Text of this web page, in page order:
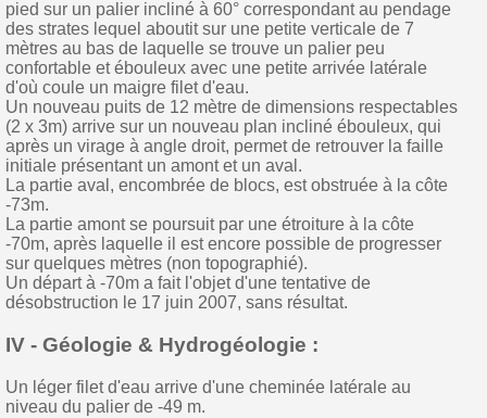
pied sur un palier incliné à 60° correspondant au pendage
des strates lequel aboutit sur une petite verticale de 7
mètres au bas de laquelle se trouve un palier peu
confortable et ébouleux avec une petite arrivée latérale
d'où coule un maigre filet d'eau.
Un nouveau puits de 12 mètre de dimensions respectables
(2 x 3m) arrive sur un nouveau plan incliné ébouleux, qui
après un virage à angle droit, permet de retrouver la faille
initiale présentant un amont et un aval.
La partie aval, encombrée de blocs, est obstruée à la côte
-73m.
La partie amont se poursuit par une étroiture à la côte
-70m, après laquelle il est encore possible de progresser
sur quelques mètres (non topographié).
Un départ à -70m a fait l'objet d'une tentative de
désobstruction le 17 juin 2007, sans résultat.
IV - Géologie & Hydrogéologie :
Un léger filet d'eau arrive d'une cheminée latérale au
niveau du palier de -49 m.